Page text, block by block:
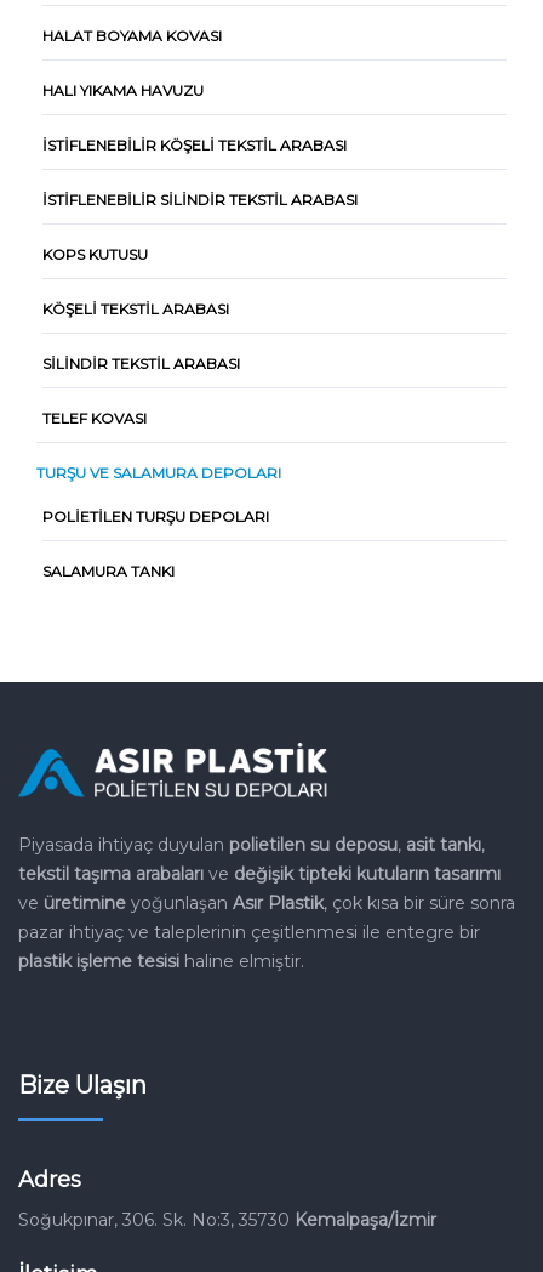
HALAT BOYAMA KOVASI
HALI YIKAMA HAVUZU
İSTIFLENEBILIR KÖŞELI TEKSTIL ARABASI
İSTIFLENEBILIR SILINDIR TEKSTIL ARABASI
KOPS KUTUSU
KÖŞELI TEKSTIL ARABASI
SILINDIR TEKSTIL ARABASI
TELEF KOVASI
TURŞU VE SALAMURA DEPOLARI
POLIETILEN TURŞU DEPOLARI
SALAMURA TANKI
Piyasada ihtiyaç duyulan polietilen su deposu, asit tankı,
tekstil taşıma arabaları ve değişik tipteki kutuların tasarımı
ve üretimine yoğunlaşan Asır Plastik, çok kısa bir süre sonra
pazar ihtiyaç ve taleplerinin çeşitlenmesi ile entegre bir
plastik işleme tesisi haline elmiştir.
Bize Ulaşın
Adres
Soğukpınar, 306. Sk. No:3, 35730 Kemalpaşa/İzmir